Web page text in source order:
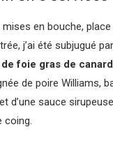
en bouche, place
j’ai été subjugué
foie gras de
de poire Williams,
d’une sauce
coing.